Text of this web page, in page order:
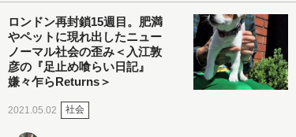
ロンドン再封鎖15週目。肥満
やペットに現れ出したニュー
ノーマル社会の歪み＜入江敦
彦の『足止め喰らい日記』
嫌々乍らReturns＞
2021.05.02 社会